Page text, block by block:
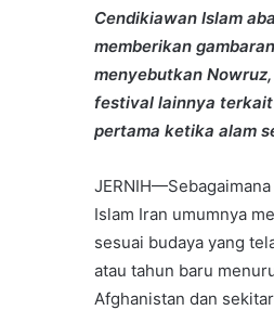
Cendikiawan Islam
memberikan
menyebutkan
festival lainnya terkait
pertama ketika alam
Islam Iran umumnya
sesuai budaya yang
atau tahun baru
Afghanistan dan